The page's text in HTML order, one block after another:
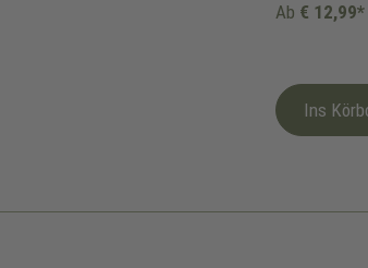
Beige
Ab € 12,99*
Ins